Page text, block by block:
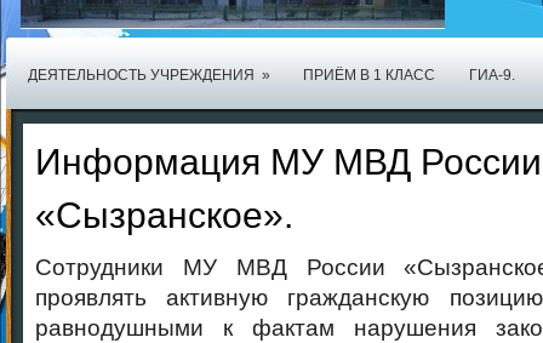
ДЕЯТЕЛЬНОСТЬ УЧРЕЖДЕНИЯ » ПРИЁМ В 1 КЛАСС ГИА-9.
Информация МУ МВД России
«Сызранское».
Сотрудники МУ МВД России
проявлять активную гражданскую
равнодушными к фактам нарушения